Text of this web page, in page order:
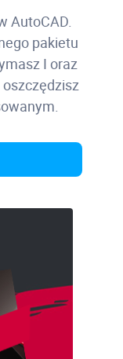
i
praca z
i
linii
obiektów;
i fazowanie
AutoCAD.
pakietu
I oraz